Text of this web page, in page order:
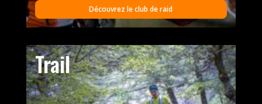
Découvrez le club de raid
Trail